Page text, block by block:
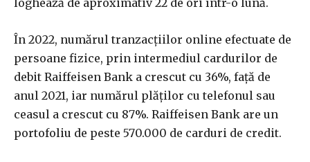
loghează de aproximativ 22 de ori într-o lună.
În 2022, numărul tranzacţiilor online efectuate de
persoane fizice, prin intermediul cardurilor de
debit Raiffeisen Bank a crescut cu 36%, faţă de
anul 2021, iar numărul plăţilor cu telefonul sau
ceasul a crescut cu 87%. Raiffeisen Bank are un
portofoliu de peste 570.000 de carduri de credit.